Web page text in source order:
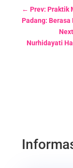
← Prev: Praktik
Padang: Berasa
Nurhidayati